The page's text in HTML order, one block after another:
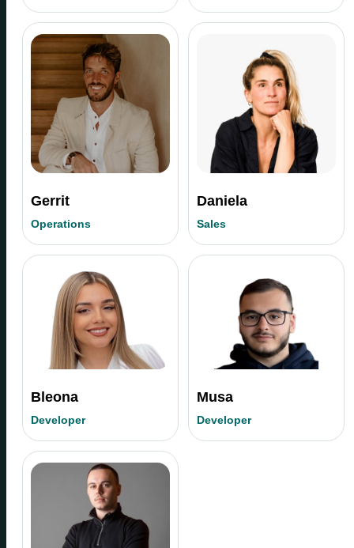
Gerrit
Operations
Daniela
Sales
Bleona
Developer
Musa
Developer